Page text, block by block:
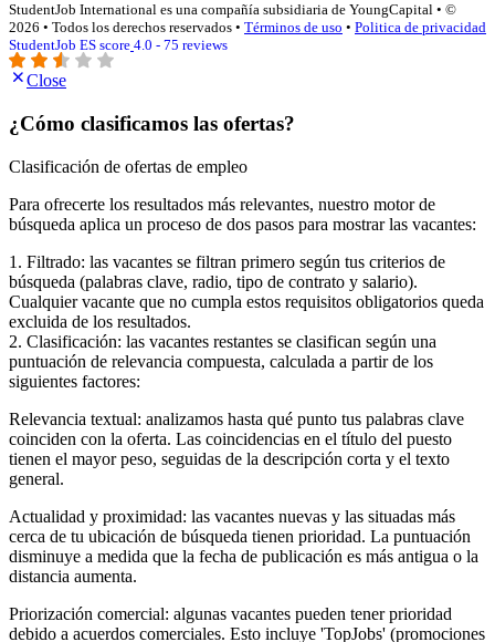
StudentJob International es una compañía subsidiaria de YoungCapital • ©
2026 • Todos los derechos reservados • Términos de uso • Politica de privacidad
StudentJob ES score 4.0 - 75 reviews
Close
¿Cómo clasificamos las ofertas?
Clasificación de ofertas de empleo
Para ofrecerte los resultados más relevantes, nuestro motor de
búsqueda aplica un proceso de dos pasos para mostrar las vacantes:
1. Filtrado: las vacantes se filtran primero según tus criterios de
búsqueda (palabras clave, radio, tipo de contrato y salario).
Cualquier vacante que no cumpla estos requisitos obligatorios queda
excluida de los resultados.
2. Clasificación: las vacantes restantes se clasifican según una
puntuación de relevancia compuesta, calculada a partir de los
siguientes factores:
Relevancia textual: analizamos hasta qué punto tus palabras clave
coinciden con la oferta. Las coincidencias en el título del puesto
tienen el mayor peso, seguidas de la descripción corta y el texto
general.
Actualidad y proximidad: las vacantes nuevas y las situadas más
cerca de tu ubicación de búsqueda tienen prioridad. La puntuación
disminuye a medida que la fecha de publicación es más antigua o la
distancia aumenta.
Priorización comercial: algunas vacantes pueden tener prioridad
debido a acuerdos comerciales. Esto incluye 'TopJobs' (promociones